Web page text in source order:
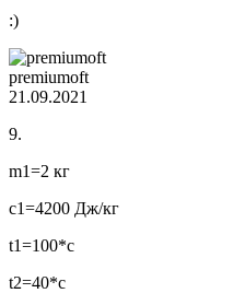
:)
premiumoft
21.09.2021
9.
m1=2 кг
c1=4200 Дж/кг
t1=100*с
t2=40*с